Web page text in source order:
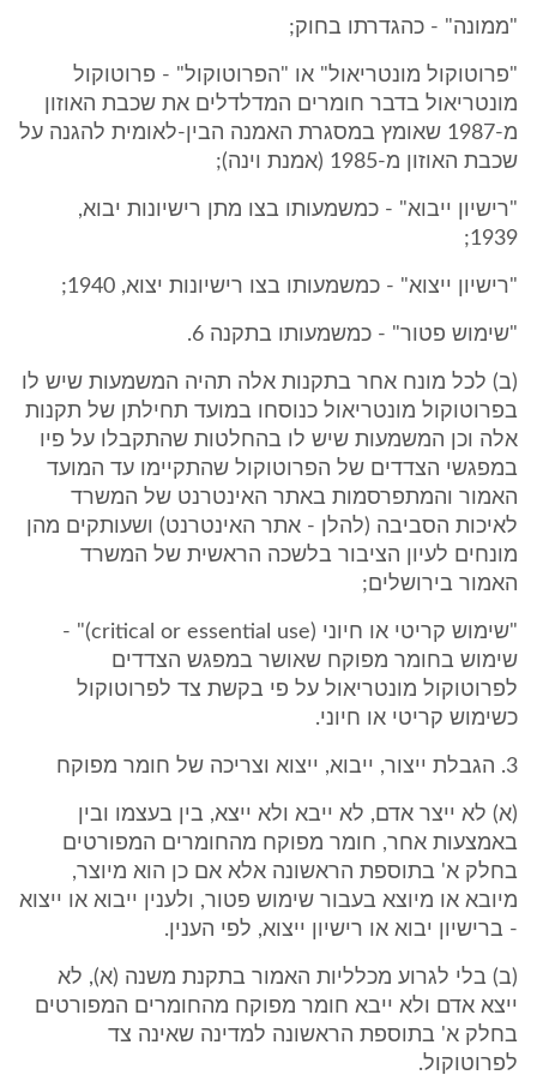
"ממונה" - כהגדרתו בחוק;
"פרוטוקול מונטריאול" או "הפרוטוקול" - פרוטוקול
מונטריאול בדבר חומרים המדלדלים את שכבת האוזון
מ-1987 שאומץ במסגרת האמנה הבין-לאומית להגנה על
שכבת האוזון מ-1985 (אמנת וינה);
"רישיון ייבוא" - כמשמעותו בצו מתן רישיונות יבוא,
1939;
"רישיון ייצוא" - כמשמעותו בצו רישיונות יצוא, 1940;
"שימוש פטור" - כמשמעותו בתקנה 6.
(ב) לכל מונח אחר בתקנות אלה תהיה המשמעות שיש לו
בפרוטוקול מונטריאול כנוסחו במועד תחילתן של תקנות
אלה וכן המשמעות שיש לו בהחלטות שהתקבלו על פיו
במפגשי הצדדים של הפרוטוקול שהתקיימו עד המועד
האמור והמתפרסמות באתר האינטרנט של המשרד
לאיכות הסביבה (להלן - אתר האינטרנט) ושעותקים מהן
מונחים לעיון הציבור בלשכה הראשית של המשרד
האמור בירושלים;
"שימוש קריטי או חיוני (critical or essential use)" -
שימוש בחומר מפוקח שאושר במפגש הצדדים
לפרוטוקול מונטריאול על פי בקשת צד לפרוטוקול
כשימוש קריטי או חיוני.
3. הגבלת ייצור, ייבוא, ייצוא וצריכה של חומר מפוקח
(א) לא ייצר אדם, לא ייבא ולא ייצא, בין בעצמו ובין
באמצעות אחר, חומר מפוקח מהחומרים המפורטים
בחלק א' בתוספת הראשונה אלא אם כן הוא מיוצר,
מיובא או מיוצא בעבור שימוש פטור, ולענין ייבוא או ייצוא
- ברישיון יבוא או רישיון ייצוא, לפי הענין.
(ב) בלי לגרוע מכלליות האמור בתקנת משנה (א), לא
ייצא אדם ולא ייבא חומר מפוקח מהחומרים המפורטים
בחלק א' בתוספת הראשונה למדינה שאינה צד
לפרוטוקול.